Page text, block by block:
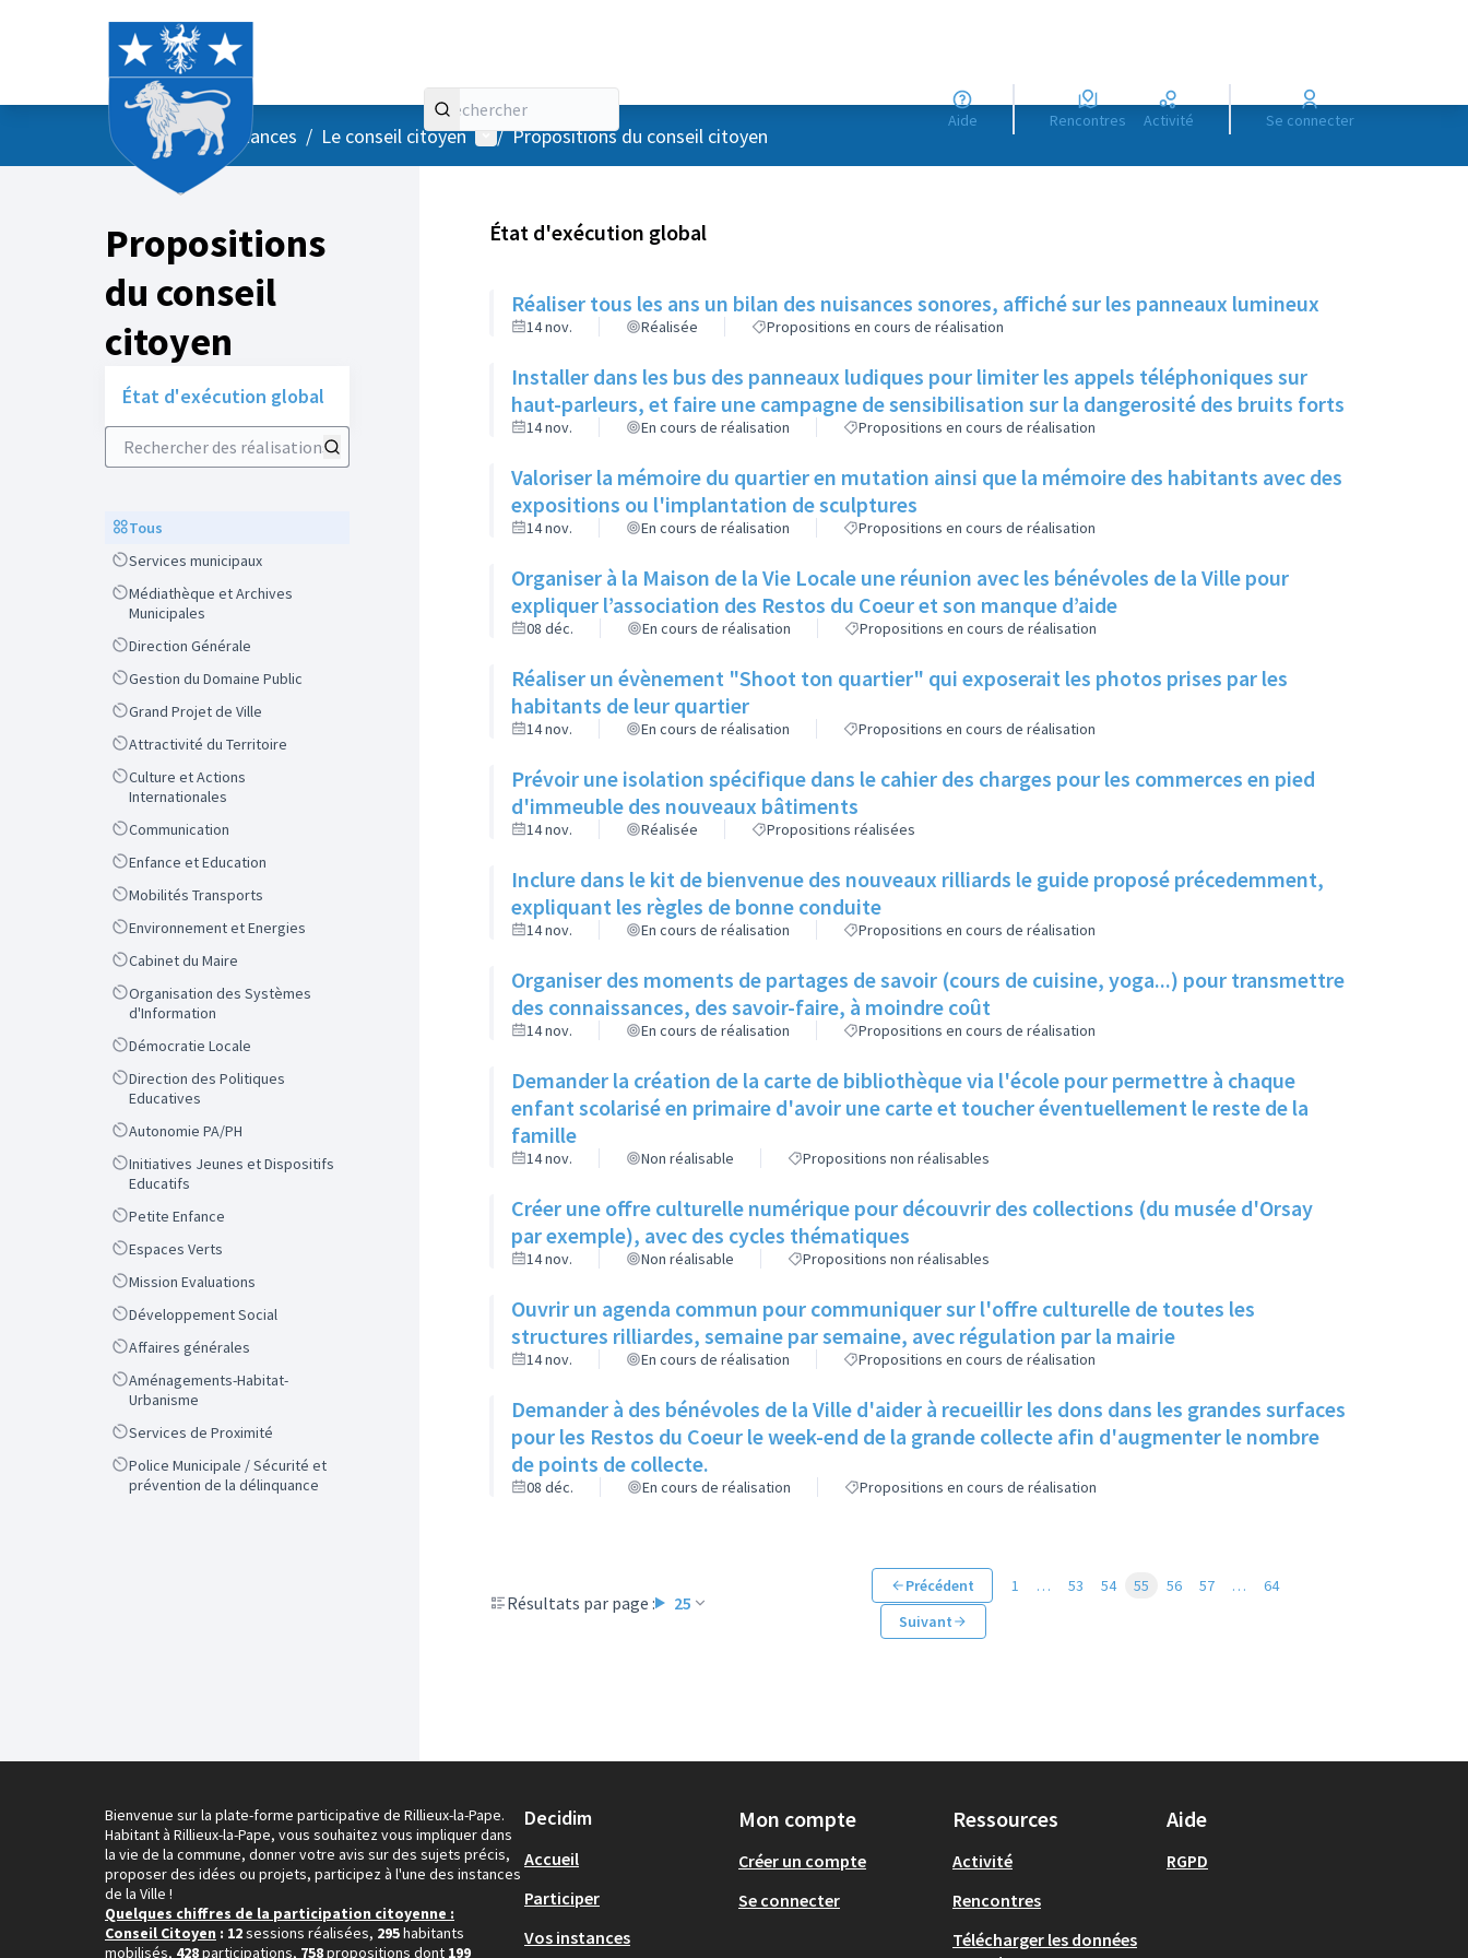
Aide Rencontres Activité Se connecter
AccueilMenu principal
/ Vos instances / Le conseil citoyen Menu utilisateur
/ Propositions du conseil citoyen
Propositions
du conseil
citoyen
État d'exécution global
Rechercher des réalisations
ScopeTous
ScopeServices municipaux
Scope
Médiathèque et Archives
Municipales
ScopeDirection Générale
ScopeGestion du Domaine Public
ScopeGrand Projet de Ville
ScopeAttractivité du Territoire
Scope
Culture et Actions
Internationales
ScopeCommunication
ScopeEnfance et Education
ScopeMobilités Transports
ScopeEnvironnement et Energies
ScopeCabinet du Maire
Scope
Organisation des Systèmes
d'Information
ScopeDémocratie Locale
Scope
Direction des Politiques
Educatives
ScopeAutonomie PA/PH
Scope
Initiatives Jeunes et Dispositifs
Educatifs
ScopePetite Enfance
ScopeEspaces Verts
ScopeMission Evaluations
ScopeDéveloppement Social
ScopeAffaires générales
Scope
Aménagements-Habitat-
Urbanisme
ScopeServices de Proximité
Scope
Police Municipale / Sécurité et
prévention de la délinquance
État d'exécution global
Réaliser tous les ans un bilan des nuisances sonores, affiché sur les panneaux lumineux
14 nov. Réalisée Propositions en cours de réalisation
Installer dans les bus des panneaux ludiques pour limiter les appels téléphoniques sur
haut-parleurs, et faire une campagne de sensibilisation sur la dangerosité des bruits forts
14 nov. En cours de réalisation Propositions en cours de réalisation
Valoriser la mémoire du quartier en mutation ainsi que la mémoire des habitants avec des
expositions ou l'implantation de sculptures
14 nov. En cours de réalisation Propositions en cours de réalisation
Organiser à la Maison de la Vie Locale une réunion avec les bénévoles de la Ville pour
expliquer l’association des Restos du Coeur et son manque d’aide
08 déc. En cours de réalisation Propositions en cours de réalisation
Réaliser un évènement "Shoot ton quartier" qui exposerait les photos prises par les
habitants de leur quartier
14 nov. En cours de réalisation Propositions en cours de réalisation
Prévoir une isolation spécifique dans le cahier des charges pour les commerces en pied
d'immeuble des nouveaux bâtiments
14 nov. Réalisée Propositions réalisées
Inclure dans le kit de bienvenue des nouveaux rilliards le guide proposé précedemment,
expliquant les règles de bonne conduite
14 nov. En cours de réalisation Propositions en cours de réalisation
Organiser des moments de partages de savoir (cours de cuisine, yoga...) pour transmettre
des connaissances, des savoir-faire, à moindre coût
14 nov. En cours de réalisation Propositions en cours de réalisation
Demander la création de la carte de bibliothèque via l'école pour permettre à chaque
enfant scolarisé en primaire d'avoir une carte et toucher éventuellement le reste de la
famille
14 nov. Non réalisable Propositions non réalisables
Créer une offre culturelle numérique pour découvrir des collections (du musée d'Orsay
par exemple), avec des cycles thématiques
14 nov. Non réalisable Propositions non réalisables
Ouvrir un agenda commun pour communiquer sur l'offre culturelle de toutes les
structures rilliardes, semaine par semaine, avec régulation par la mairie
14 nov. En cours de réalisation Propositions en cours de réalisation
Demander à des bénévoles de la Ville d'aider à recueillir les dons dans les grandes surfaces
pour les Restos du Coeur le week-end de la grande collecte afin d'augmenter le nombre
de points de collecte.
08 déc. En cours de réalisation Propositions en cours de réalisation
Résultats par page : 25
Précédent 1 … 53 54 55 56 57 …
64
Suivant
Bienvenue sur la plate-forme participative de Rillieux-la-Pape.
Habitant à Rillieux-la-Pape, vous souhaitez vous impliquer dans
la vie de la commune, donner votre avis sur des sujets précis,
proposer des idées ou projets, participez à l'une des instances
de la Ville !
Quelques chiffres de la participation citoyenne :
Conseil Citoyen : 12sessions réalisées, 295habitants
mobilisés, 428participations, 758propositions dont 199
Decidim
Accueil
Participer
Vos instances
Mon compte
Créer un compte
Se connecter
Ressources
Activité
Rencontres
Télécharger les données
Aide
RGPD